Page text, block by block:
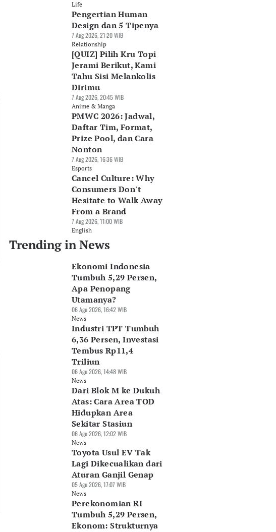
Life
Pengertian Human
Design dan 5 Tipenya
7 Aug 2026, 21:20 WIB
Relationship
[QUIZ] Pilih Kru Topi
Jerami Berikut, Kami
Tahu Sisi Melankolis
Dirimu
7 Aug 2026, 20:45 WIB
Anime & Manga
PMWC 2026: Jadwal,
Daftar Tim, Format,
Prize Pool, dan Cara
Nonton
7 Aug 2026, 16:36 WIB
Esports
Cancel Culture: Why
Consumers Don't
Hesitate to Walk Away
From a Brand
7 Aug 2026, 11:00 WIB
English
Trending in News
Ekonomi Indonesia
Tumbuh 5,29 Persen,
Apa Penopang
Utamanya?
06 Agu 2026, 16:42 WIB
News
Industri TPT Tumbuh
6,36 Persen, Investasi
Tembus Rp11,4
Triliun
06 Agu 2026, 14:48 WIB
News
Dari Blok M ke Dukuh
Atas: Cara Area TOD
Hidupkan Area
Sekitar Stasiun
06 Agu 2026, 12:02 WIB
News
Toyota Usul EV Tak
Lagi Dikecualikan dari
Aturan Ganjil Genap
05 Agu 2026, 17:07 WIB
News
Perekonomian RI
Tumbuh 5,29 Persen,
Ekonom: Strukturnya